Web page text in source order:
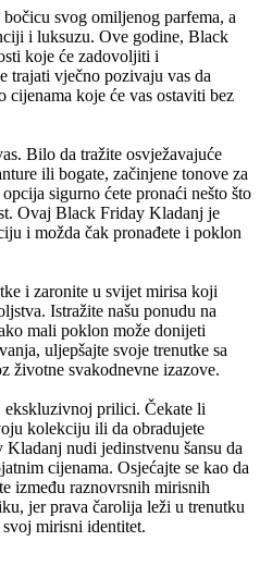
svog omiljenog parfema, a
i luksuzu. Ove godine, Black
koje će zadovoljiti i
trajati vječno pozivaju vas da
cijenama koje će vas ostaviti bez
Bilo da tražite osvježavajuće
ili bogate, začinjene tonove za
sigurno ćete pronaći nešto što
Ovaj Black Friday Kladanj je
i možda čak pronađete i poklon
i zaronite u svijet mirisa koji
Istražite našu ponudu na
mali poklon može donijeti
uljepšajte svoje trenutke sa
životne svakodnevne izazove.
ekskluzivnoj prilici. Čekate li
kolekciju ili da obradujete
nudi jedinstvenu šansu da
cijenama. Osjećajte se kao da
između raznovrsnih mirisnih
jer prava čarolija leži u trenutku
mirisni identitet.